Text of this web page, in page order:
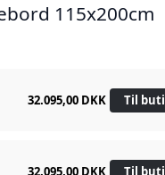
115x200cm
32.095,00 DKK Til
32.095,00 DKK Til